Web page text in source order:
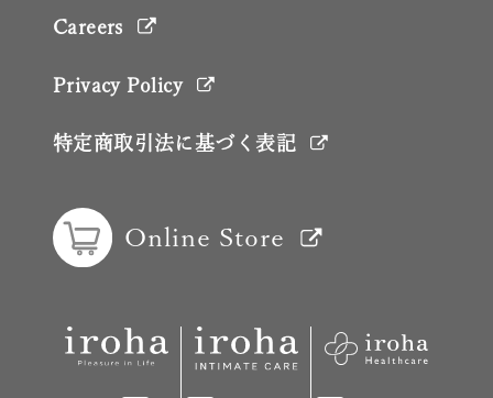
Online Store
Careers
Privacy Policy
特定商取引法に基づく表記